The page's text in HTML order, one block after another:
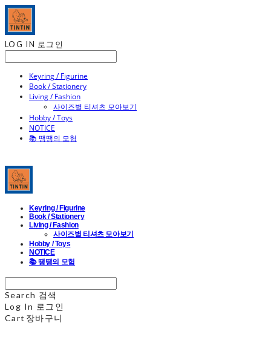
LOG IN 로그인
Keyring / Figurine
Book / Stationery
Living / Fashion
사이즈별 티셔츠 모아보기
Hobby / Toys
NOTICE
📚 땡땡의 모험
Keyring / Figurine
Book / Stationery
Living / Fashion
사이즈별 티셔츠 모아보기
Hobby / Toys
NOTICE
📚 땡땡의 모험
Search 검색
Log In 로그인
Cart 장바구니